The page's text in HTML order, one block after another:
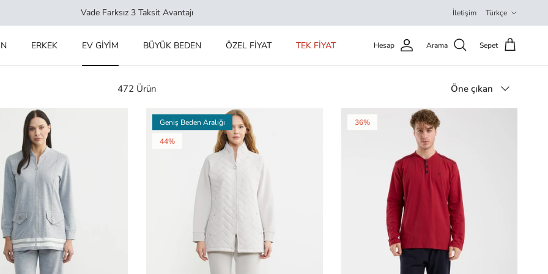
Vade Farksız 3 Taksit Avantajı İletişim Türkçe
ERKEK EV GİYİM BÜYÜK BEDEN ÖZEL FİYAT TEK FİYAT Hesap Arama Sepet
472 Ürün
Sırala
Öne çıkan
Geniş Beden Aralığı
44%
36%